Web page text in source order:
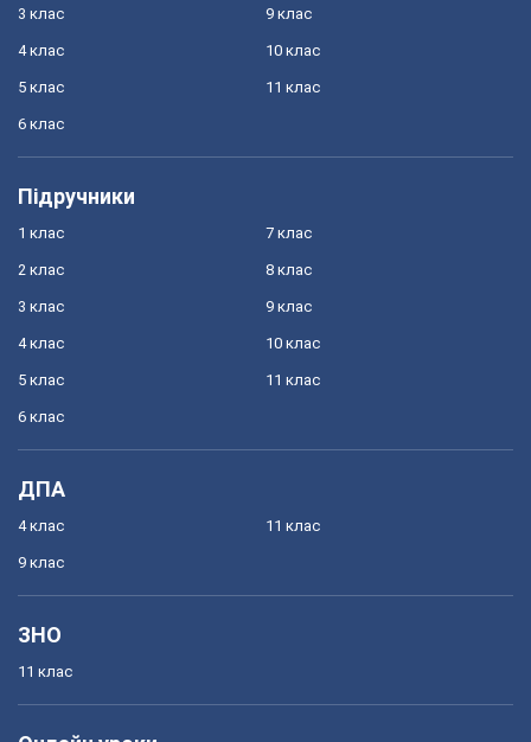
3 клас
4 клас
5 клас
6 клас
9 клас
10 клас
11 клас
Підручники
1 клас
2 клас
3 клас
4 клас
5 клас
6 клас
7 клас
8 клас
9 клас
10 клас
11 клас
ДПА
4 клас
9 клас
11 клас
ЗНО
11 клас